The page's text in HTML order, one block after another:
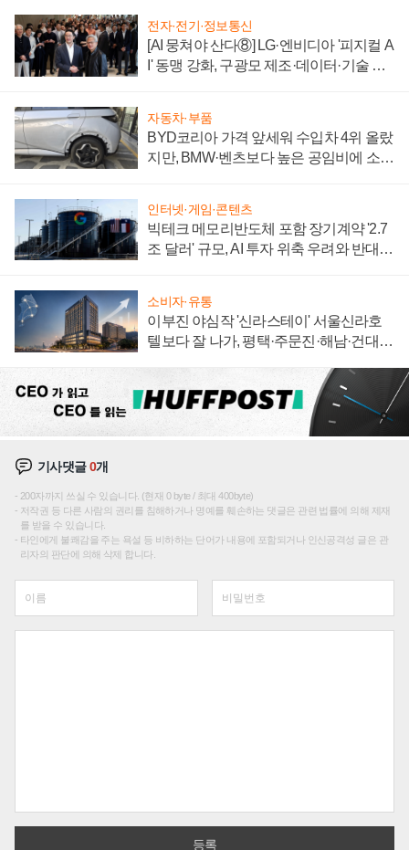
전자·전기·정보통신
[AI 뭉쳐야 산다⑧] LG·엔비디아 '피지컬 A
I' 동맹 강화, 구광모 제조·데이터·기술 결
자동차·부품
BYD코리아 가격 앞세워 수입차 4위 올랐
지만, BMW·벤츠보다 높은 공임비에 소비
인터넷·게임·콘텐츠
빅테크 메모리반도체 포함 장기계약 '2.7
조 달러' 규모, AI 투자 위축 우려와 반대
소비자·유통
이부진 야심작 '신라스테이' 서울신라호
텔보다 잘 나가, 평택·주문진·해남·건대로
기사댓글0개
200자까지 쓰실 수 있습니다. (현재 0 byte / 최대 400byte)
저작권 등 다른 사람의 권리를 침해하거나 명예를 훼손하는 댓글은 관련 법률에 의해 제재
를 받을 수 있습니다.
타인에게 불쾌감을 주는 욕설 등 비하하는 단어가 내용에 포함되거나 인신공격성 글은 관
리자의 판단에 의해 삭제 합니다.